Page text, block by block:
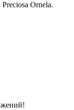
Ornela.